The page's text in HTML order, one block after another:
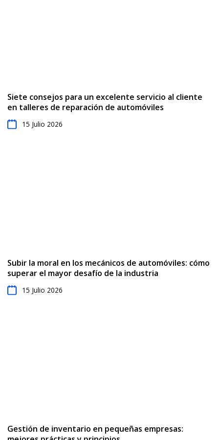
Siete consejos para un excelente servicio al cliente
en talleres de reparación de automóviles
15 Julio 2026
Subir la moral en los mecánicos de automóviles: cómo
superar el mayor desafío de la industria
15 Julio 2026
Gestión de inventario en pequeñas empresas: